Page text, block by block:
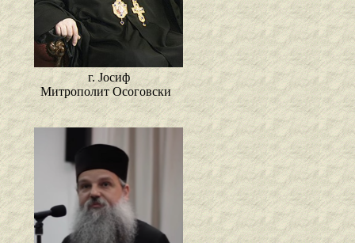
г. Јосиф
Митрополит Осоговски